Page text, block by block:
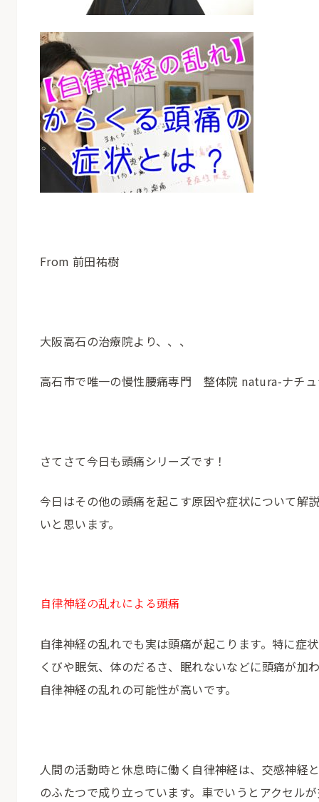
From 前田祐樹
大阪高石の治療院より、、、
高石市で唯一の慢性腰痛専門 整体院 natura-ナチ
さてさて今日も頭痛シリーズです！
今日はその他の頭痛を起こす原因や症状について解
いと思います。
自律神経の乱れによる頭痛
自律神経の乱れでも実は頭痛が起こります。特に症
くびや眠気、体のだるさ、眠れないなどに頭痛が加
自律神経の乱れの可能性が高いです。
人間の活動時と休息時に働く自律神経は、交感神経
のふたつで成り立っています。車でいうとアクセル